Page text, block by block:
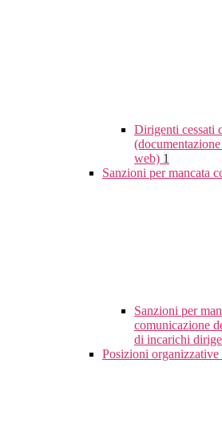
Dirigenti cessati
web) 1
Sanzioni per mancata
Sanzioni per
comunicazione
di incarichi
Posizioni organizzative